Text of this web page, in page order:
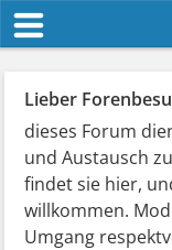
Lieber
dieses Forum
und Austausch
findet sie hier,
willkommen.
Umgang